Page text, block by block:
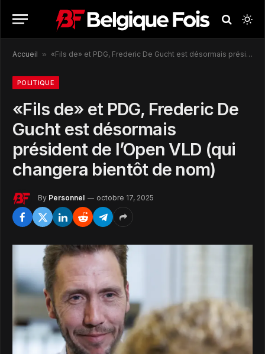
Accueil » «Fils de» et PDG, Frederic De Gucht est désormais président de l’Open VLD (qui changera bientôt de nom)
POLITIQUE
«Fils de» et PDG, Frederic De
Gucht est désormais
président de l’Open VLD (qui
changera bientôt de nom)
By Personnel octobre 17, 2025